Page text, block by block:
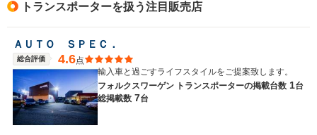
トランスポーターを扱う注目販売店
ＡＵＴＯ ＳＰＥＣ．
総合評価 4.6点
輸入車と過ごすライフスタイルをご提案致します。
フォルクスワーゲン トランスポーターの掲載台数 1台
総掲載数 7台